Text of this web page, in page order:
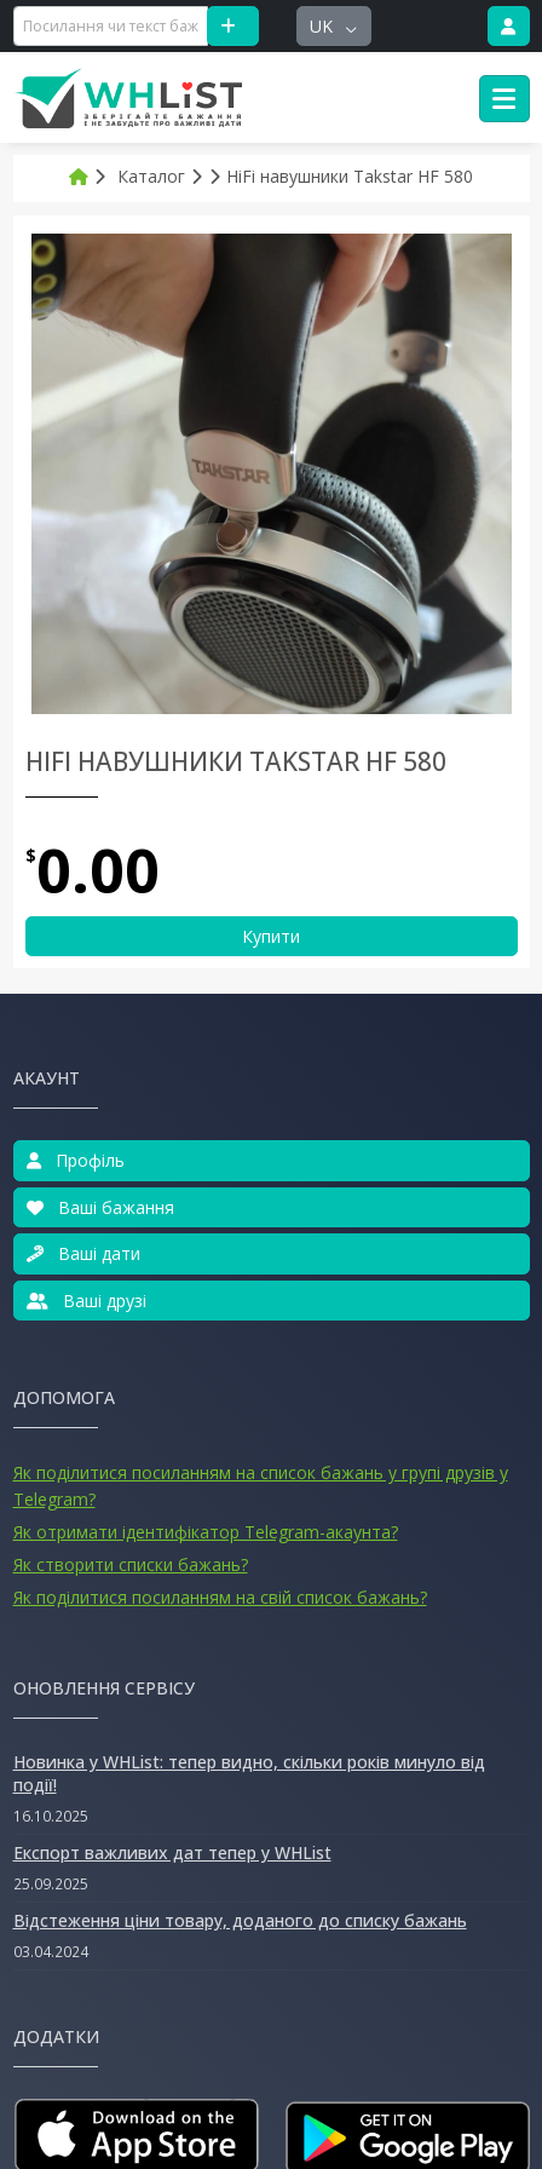
UK
Каталог HiFi навушники Takstar HF 580
HIFI НАВУШНИКИ TAKSTAR HF 580
$0.00
Купити
АКАУНТ
Профіль
Ваші бажання
Ваші дати
Ваші друзі
ДОПОМОГА
Як поділитися посиланням на список бажань у групі друзів у
Telegram?
Як отримати ідентифікатор Telegram-акаунта?
Як створити списки бажань?
Як поділитися посиланням на свій список бажань?
ОНОВЛЕННЯ СЕРВІСУ
Новинка у WHList: тепер видно, скільки років минуло від
події!
16.10.2025
Експорт важливих дат тепер у WHList
25.09.2025
Відстеження ціни товару, доданого до списку бажань
03.04.2024
ДОДАТКИ